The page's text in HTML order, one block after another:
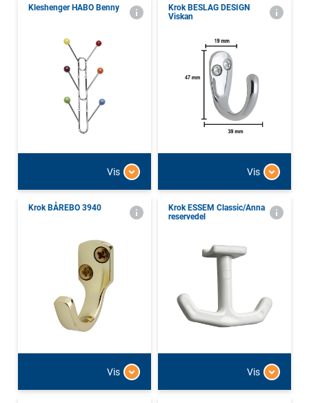
Kleshenger HABO Benny
Vis
Krok BESLAG DESIGN
Viskan
Vis
Krok BÅREBO 3940
Vis
Krok ESSEM Classic/Anna
reservedel
Vis